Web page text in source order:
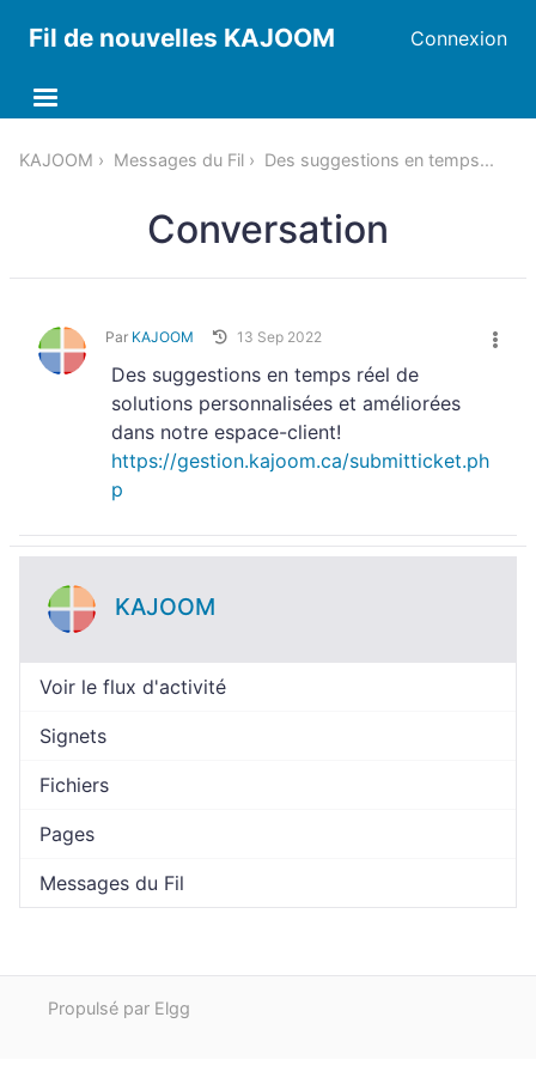
Fil de nouvelles KAJOOM Connexion
KAJOOM Messages du Fil Des suggestions en temps...
Conversation
Par KAJOOM 13 Sep 2022
Des suggestions en temps réel de
solutions personnalisées et améliorées
dans notre espace-client!
https://gestion.kajoom.ca/submitticket.ph
p
KAJOOM
Voir le flux d'activité
Signets
Fichiers
Pages
Messages du Fil
Propulsé par Elgg